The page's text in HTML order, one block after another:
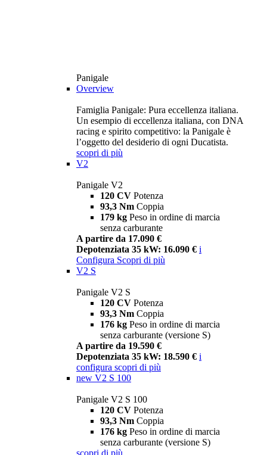
Panigale
Overview
Famiglia Panigale: Pura eccellenza italiana.
Un esempio di eccellenza italiana, con DNA
racing e spirito competitivo: la Panigale è
l’oggetto del desiderio di ogni Ducatista.
scopri di più
V2
Panigale V2
120 CV Potenza
93,3 Nm Coppia
179 kg Peso in ordine di marcia
senza carburante
A partire da 17.090 €
Depotenziata 35 kW: 16.090 € i
Configura Scopri di più
V2 S
Panigale V2 S
120 CV Potenza
93,3 Nm Coppia
176 kg Peso in ordine di marcia
senza carburante (versione S)
A partire da 19.590 €
Depotenziata 35 kW: 18.590 € i
configura scopri di più
new V2 S 100
Panigale V2 S 100
120 CV Potenza
93,3 Nm Coppia
176 kg Peso in ordine di marcia
senza carburante (versione S)
scopri di più